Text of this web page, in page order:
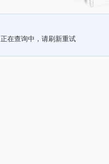
正在查询中，请刷新重试